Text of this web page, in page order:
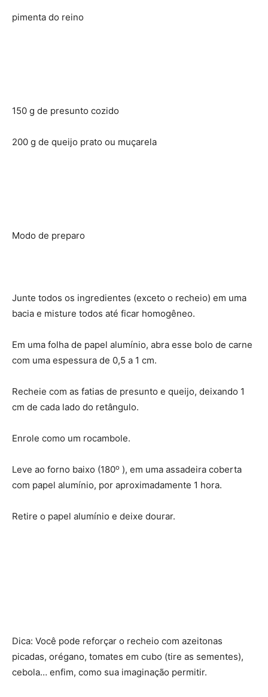
pimenta do reino
150 g de presunto cozido
200 g de queijo prato ou muçarela
Modo de preparo
Junte todos os ingredientes (exceto o recheio) em uma
bacia e misture todos até ficar homogêneo.
Em uma folha de papel alumínio, abra esse bolo de carne
com uma espessura de 0,5 a 1 cm.
Recheie com as fatias de presunto e queijo, deixando 1
cm de cada lado do retângulo.
Enrole como um rocambole.
Leve ao forno baixo (180o ), em uma assadeira coberta
com papel alumínio, por aproximadamente 1 hora.
Retire o papel alumínio e deixe dourar.
Dica: Você pode reforçar o recheio com azeitonas
picadas, orégano, tomates em cubo (tire as sementes),
cebola… enfim, como sua imaginação permitir.